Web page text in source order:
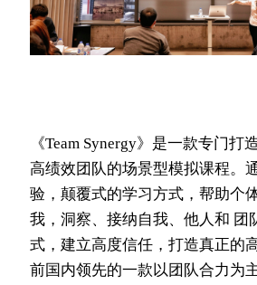
《Team Synergy》是一款专门打
高绩效团队的场景型模拟课程。
验，颠覆式的学习方式，帮助个
我，洞察、接纳自我、他人和 团
式，建立高度信任，打造真正的
前国内领先的一款以团队合力为